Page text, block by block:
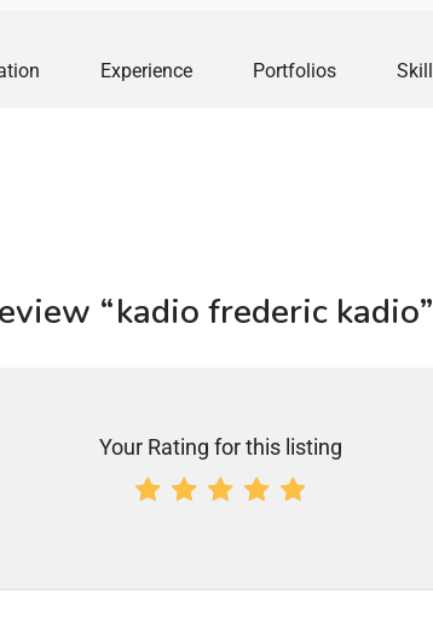
Experience Portfolios Skill
“kadio frederic kadio”
Your Rating for this listing